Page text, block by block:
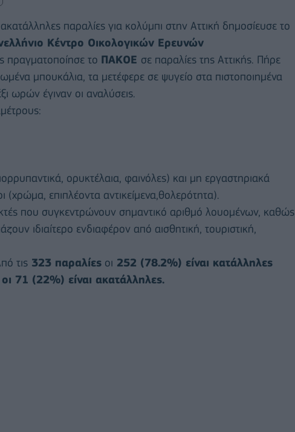
παραλίες για κολύμπι στην Αττική δημοσίευσε το
Κέντρο Οικολογικών Ερευνών
πραγματοποίησε το ΠΑΚΟΕ σε παραλίες της Αττικής. Πήρε
μπουκάλια, τα μετέφερε σε ψυγείο στα πιστοποιημένα
ωρών έγιναν οι αναλύσεις.
ορυκτέλαια, φαινόλες) και μη εργαστηριακά
(χρώμα, επιπλέοντα αντικείμενα,θολερότητα).
που συγκεντρώνουν σημαντικό αριθμό λουομένων, καθώς
ιδιαίτερο ενδιαφέρον από αισθητική, τουριστική,
τις 323 παραλίες οι 252 (78.2%) είναι κατάλληλες
71 (22%) είναι ακατάλληλες.